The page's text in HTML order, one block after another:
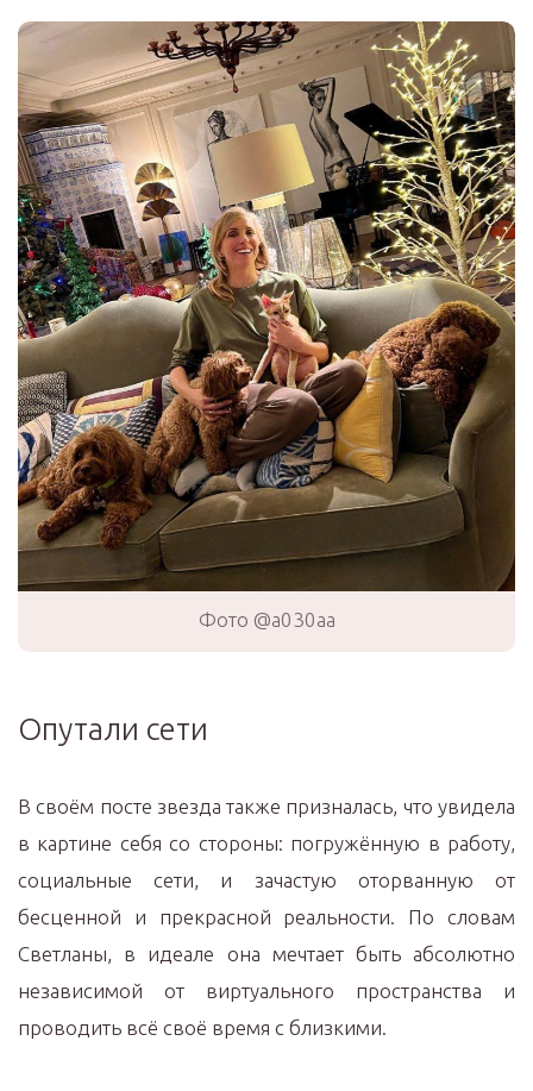
Фото @a030aa
Опутали сети
В своём посте звезда также призналась, что увидела
в картине себя со стороны: погружённую в работу,
социальные сети, и зачастую оторванную от
бесценной и прекрасной реальности. По словам
Светланы, в идеале она мечтает быть абсолютно
независимой от виртуального пространства и
проводить всё своё время с близкими.